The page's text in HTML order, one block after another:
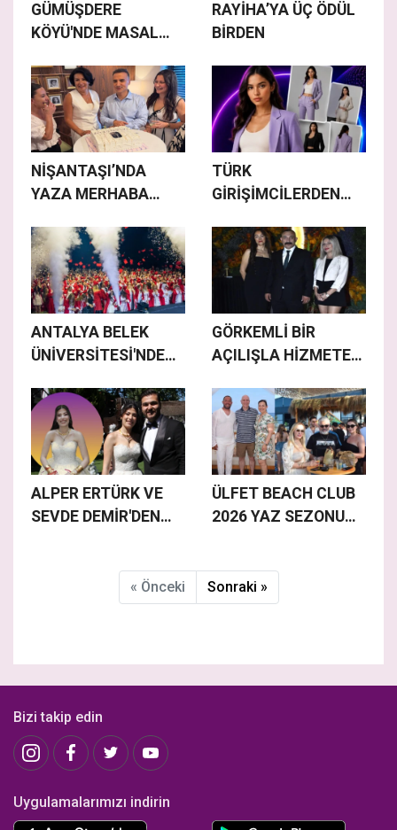
GÜMÜŞDERE
KÖYÜ'NDE MASAL
RAYİHA’YA ÜÇ ÖDÜL
BİRDEN
NİŞANTAŞI’NDA
YAZA MERHABA
İLGİ
TÜRK
GİRİŞİMCİLERDEN
DEĞİŞTİRECEK
YAPAY ZEKA
UYGULAMASI
ANTALYA BELEK
ÜNİVERSİTESİ'NDE
COŞKUSU
GÖRKEMLİ BİR
AÇILIŞLA HİZMETE
ALPER ERTÜRK VE
SEVDE DEMİR'DEN
ÜLFET BEACH CLUB
2026 YAZ SEZONUNU
« Önceki Sonraki »
Bizi takip edin
Uygulamalarımızı indirin